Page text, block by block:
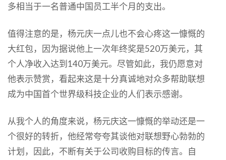
多相当于一名普通中国员工半个月的支出。
值得注意的是，杨元庆一点儿也不会心疼这一慷慨的
大红包，因为据说他上一次年终奖是520万美元，其
个人净收入达到140万美元。尽管如此，我仍愿意对
他表示赞赏，看起来这是十分真诚地对众多帮助联想
成为中国首个世界级科技企业的人们表示感谢。
从我个人的角度来说，杨元庆这一慷慨的举动还是一
个很好的转折，他经常夸夸其谈他对联想野心勃勃的
计划，因此，不断有关于公司收购目标的传言。自